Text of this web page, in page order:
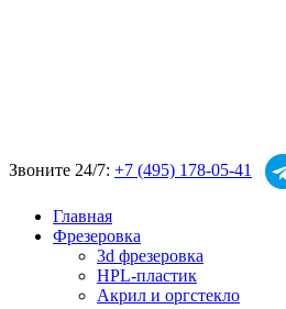
Звоните 24/7: +7 (495) 178-05-41
Главная
Фрезеровка
3d фрезеровка
HPL-пластик
Акрил и оргстекло